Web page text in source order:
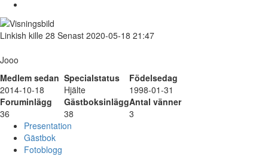
Linkish kille 28 Senast 2020-05-18 21:47
Jooo
Medlem sedan Specialstatus
Födelsedag
2014-10-18
Hjälte
1998-01-31
Foruminlägg
GästboksinläggAntal vänner
36
38
3
Presentation
Gästbok
Fotoblogg